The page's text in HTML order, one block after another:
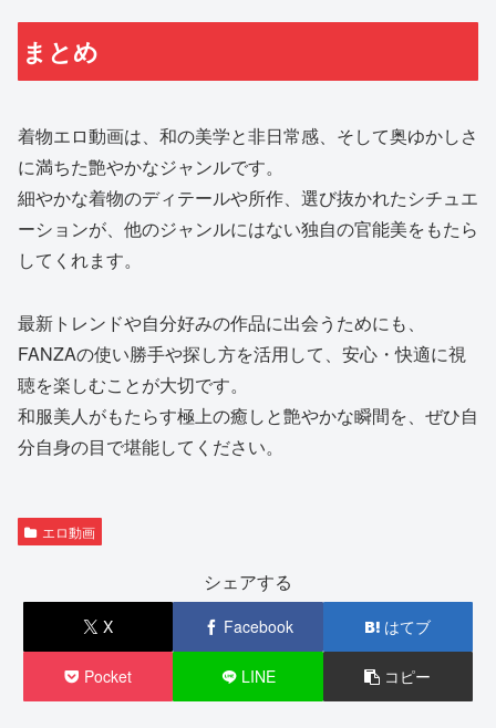
まとめ
着物エロ動画は、和の美学と非日常感、そして奥ゆかしさ
に満ちた艶やかなジャンルです。
細やかな着物のディテールや所作、選び抜かれたシチュエ
ーションが、他のジャンルにはない独自の官能美をもたら
してくれます。
最新トレンドや自分好みの作品に出会うためにも、
FANZAの使い勝手や探し方を活用して、安心・快適に視
聴を楽しむことが大切です。
和服美人がもたらす極上の癒しと艶やかな瞬間を、ぜひ自
分自身の目で堪能してください。
エロ動画
シェアする
X Facebook はてブ
Pocket LINE コピー